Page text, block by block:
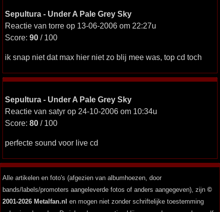
Sepultura - Under A Pale Grey Sky
Reactie van torre op 13-06-2006 om 22:27u
Score: 90 / 100
ik snap niet dat max hier niet zo blij mee was, top cd toch
Sepultura - Under A Pale Grey Sky
Reactie van satyr op 24-10-2006 om 10:34u
Score: 80 / 100
perfecte sound voor live cd
Alle artikelen en foto's (afgezien van albumhoezen, door
bands/labels/promoters aangeleverde fotos of anders aangegeven), zijn ©
2001-2026 Metalfan.nl en mogen niet zonder schriftelijke toestemming